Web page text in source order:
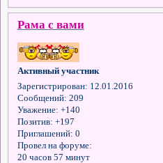
Рама с вами
Активный участник
Зарегистрирован: 12.01.2016
Сообщений: 209
Уважение: +140
Позитив: +197
Приглашений: 0
Провел на форуме:
20 часов 57 минут